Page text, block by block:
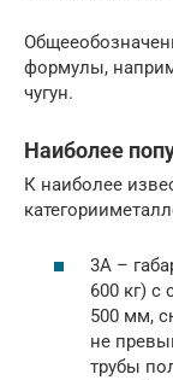
формулы,
чугун.
Наиболее
К наиболее
3А –
600 кг) с
500 мм,
не
трубы